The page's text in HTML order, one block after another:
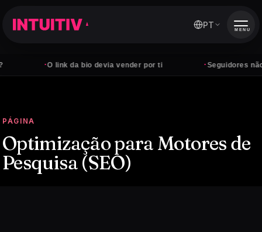
O link da bio devia vender por ti Seguidores não
PT MENU
PÁGINA
Optimização para Motores de
Pesquisa (SEO)